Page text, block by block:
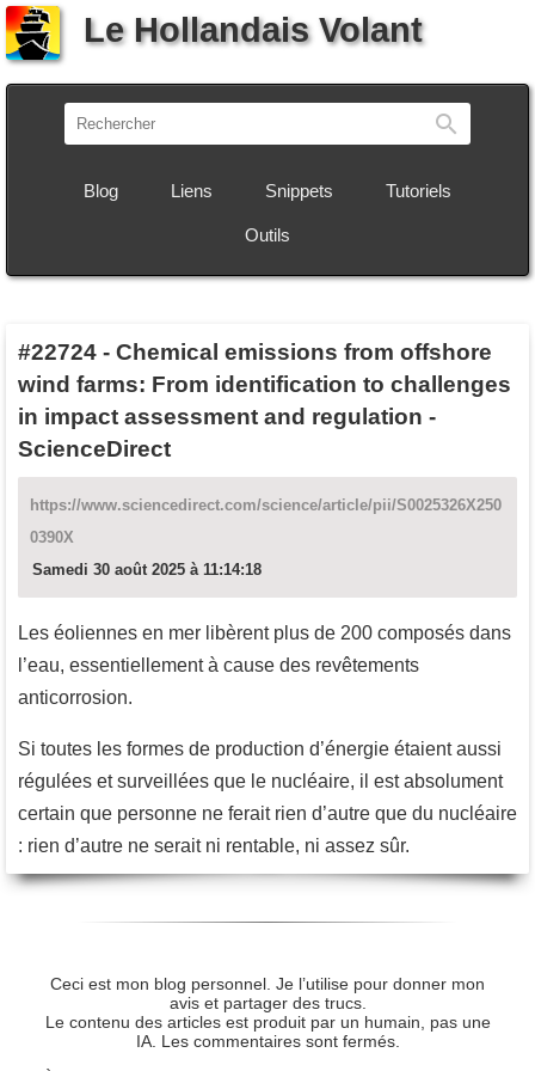
Le Hollandais Volant
Blog Liens Snippets Tutoriels
Outils
#22724 - Chemical emissions from offshore
wind farms: From identification to challenges
in impact assessment and regulation -
ScienceDirect
https://www.sciencedirect.com/science/article/pii/S0025326X250
0390X
Samedi 30 août 2025 à 11:14:18
Les éoliennes en mer libèrent plus de 200 composés dans
l’eau, essentiellement à cause des revêtements
anticorrosion.
Si toutes les formes de production d’énergie étaient aussi
régulées et surveillées que le nucléaire, il est absolument
certain que personne ne ferait rien d’autre que du nucléaire
: rien d’autre ne serait ni rentable, ni assez sûr.
Ceci est mon blog personnel. Je l’utilise pour donner mon
avis et partager des trucs.
Le contenu des articles est produit par un humain, pas une
IA. Les commentaires sont fermés.